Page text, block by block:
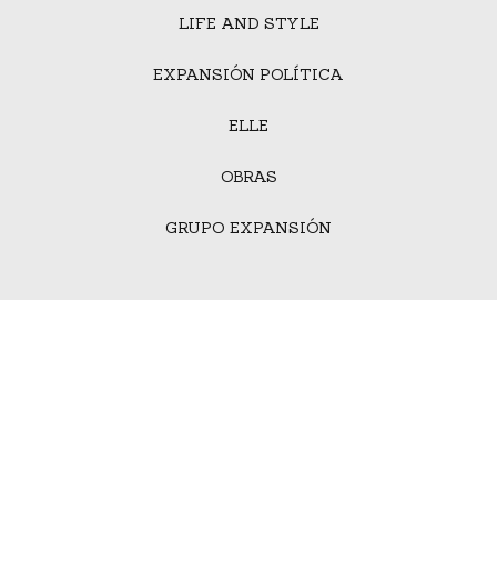
LIFE AND STYLE
EXPANSIÓN POLÍTICA
ELLE
OBRAS
GRUPO EXPANSIÓN